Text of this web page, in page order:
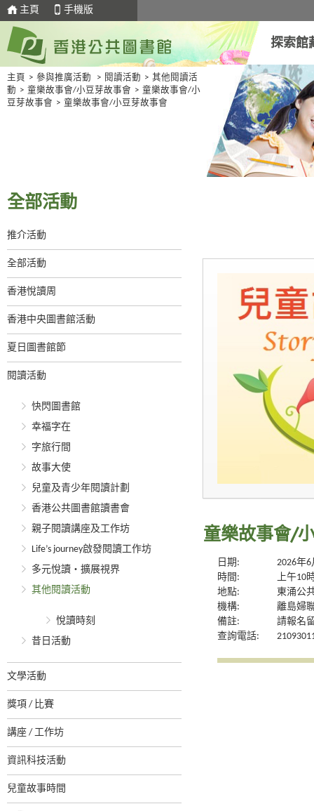
主頁 手機版
探索館
主頁 > 參與推廣活動 > 閱讀活動 > 其他閱讀活
動 > 童樂故事會/小豆芽故事會 > 童樂故事會/小
豆芽故事會 > 童樂故事會/小豆芽故事會
全部活動
推介活動
全部活動
香港悅讀周
香港中央圖書館活動
夏日圖書館節
閱讀活動
快閃圖書館
幸福字在
字旅行間
故事大使
兒童及青少年閱讀計劃
香港公共圖書館讀書會
親子閱讀講座及工作坊
Life’s journey啟發閱讀工作坊
多元悅讀‧擴展視界
其他閱讀活動
悅讀時刻
昔日活動
文學活動
獎項 / 比賽
講座 / 工作坊
資訊科技活動
兒童故事時間
童樂故事會/
日期:
2026年
時間:
上午10
地點:
東涌公
機構:
離島婦
備註:
請報名
查詢電話: